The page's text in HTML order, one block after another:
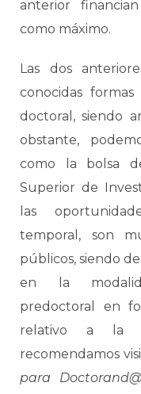
anterior
como máximo.
Las dos
conocidas
doctoral, siendo
obstante,
como la bolsa
Superior de
las
temporal, son
públicos, siendo
en la
predoctoral en
relativo a la
recomendamos
para